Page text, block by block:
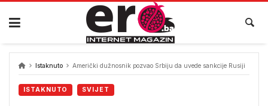
Skip
content
Istaknuto Američki dužnosnik pozvao Srbiju da uvede sankcije Rusiji
ISTAKNUTO SVIJET